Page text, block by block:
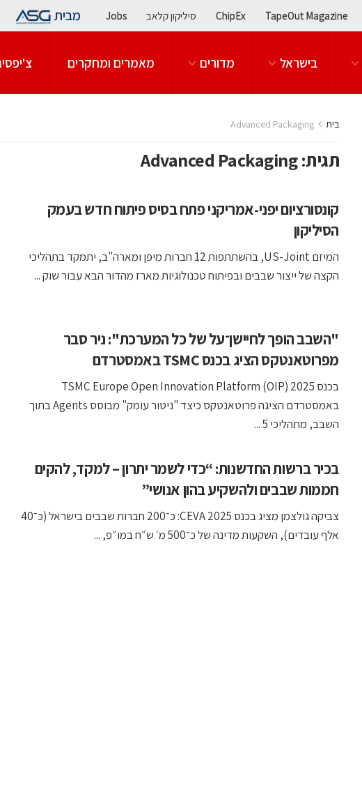
TapeOut Magazine
ChipEx סיליקון קלאב Jobs מבית
בישראל מדורים מאמרים ומחקרים
בית Advanced Packaging
תגית:Advanced Packaging
קונסורציום יפני-אמריקני פתח בסיס פיתוח חדש בעמק
הסיליקון
המיזם US-Joint, בהשתתפות 12 חברות מיפן ומארה"ב, יתמקד בתהליכי
הקצה של ייצור שבבים ובפיתוח טכנולוגיות מארז מהדור הבא עבור שוק ...
"השבב הופך לחיישן־על של כל המערכת": ניר סבר
מפרוטאנטקס הציג בכנס TSMC באמסטרדם
בכנס 2025 TSMC Europe Open Innovation Platform (OIP)
באמסטרדם הציגה פרוטאנטקס כיצד "ניטור עומק" מבוסס Agents בתוך
השבב, מתהליכי 5 ...
בכיר ברשות החדשנות: “כדי לשמר יתרון – למקד, להקים
חממות שבבים ולהשקיע בהון אנושי”
צביקה גולצמן מציג בכנס CEVA 2025: כ־200 חברות שבבים בישראל (כ־40
אלף עובדים), השקעות מדינה של כ־500 מ׳ ש״ח במו״פ, ...